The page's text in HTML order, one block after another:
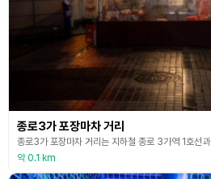
종로3가 포장마차 거리
약 0.1 km